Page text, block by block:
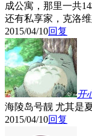
成公寓，那里一共
还有私享家，克洛
2015/04/10回复
开
海陵岛号靓 尤其是
2015/04/10回复